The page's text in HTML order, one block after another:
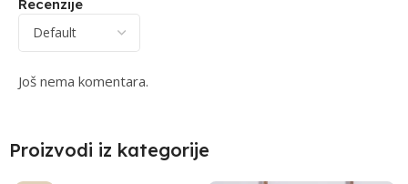
Recenzije
Još nema komentara.
Proizvodi iz kategorije